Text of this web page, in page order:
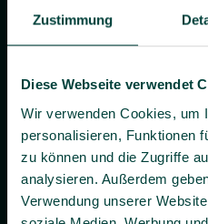
Zustimmung
Diese Webseite verwendet
Wir verwenden Cookies, um
personalisieren, Funktionen
zu können und die Zugriffe
analysieren. Außerdem
Verwendung unserer
Ja, ich willige bis auf
zusenden darf.
Es gilt unsere